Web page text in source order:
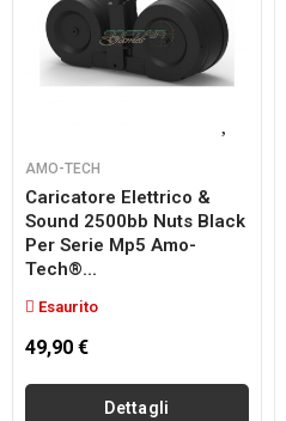
AMO-TECH
Caricatore Elettrico &
Sound 2500bb Nuts Black
Per Serie Mp5 Amo-
Tech®...
Esaurito
49,90 €
Dettagli